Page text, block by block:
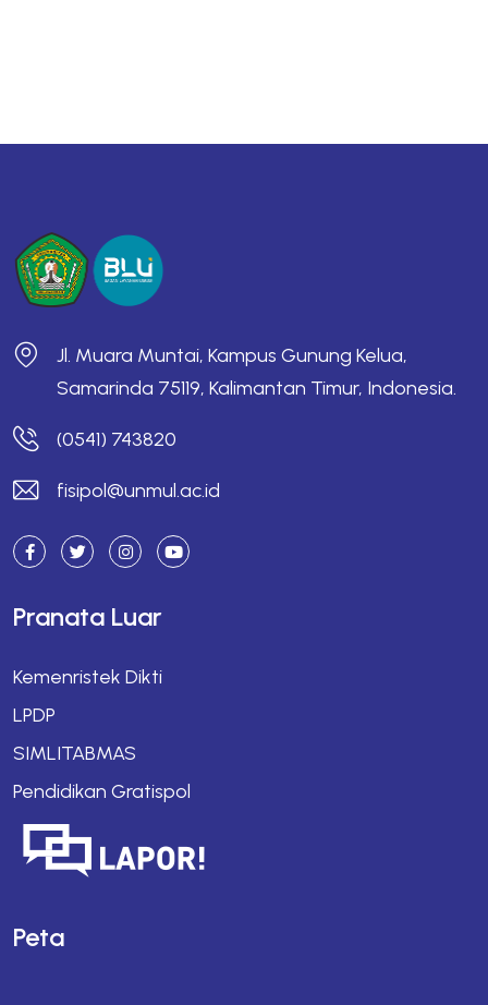
Jl. Muara Muntai, Kampus Gunung Kelua,
Samarinda 75119, Kalimantan Timur, Indonesia.
(0541) 743820
fisipol@unmul.ac.id
Pranata Luar
Kemenristek Dikti
LPDP
SIMLITABMAS
Pendidikan Gratispol
Peta